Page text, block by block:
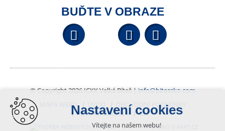
BUĎTE V OBRAZE
Facebook YouTube
© Copyright 2026 ICKK Velká Bíteš | info@bitessko.com
MAPA WEBU
ÚVOD
OBCHODNÍ PODMÍNKY
PORTÁL OBČANA
GIS
VYTVOŘENO V XART.CZ
Nastavení cookies
Vítejte na našem webu!